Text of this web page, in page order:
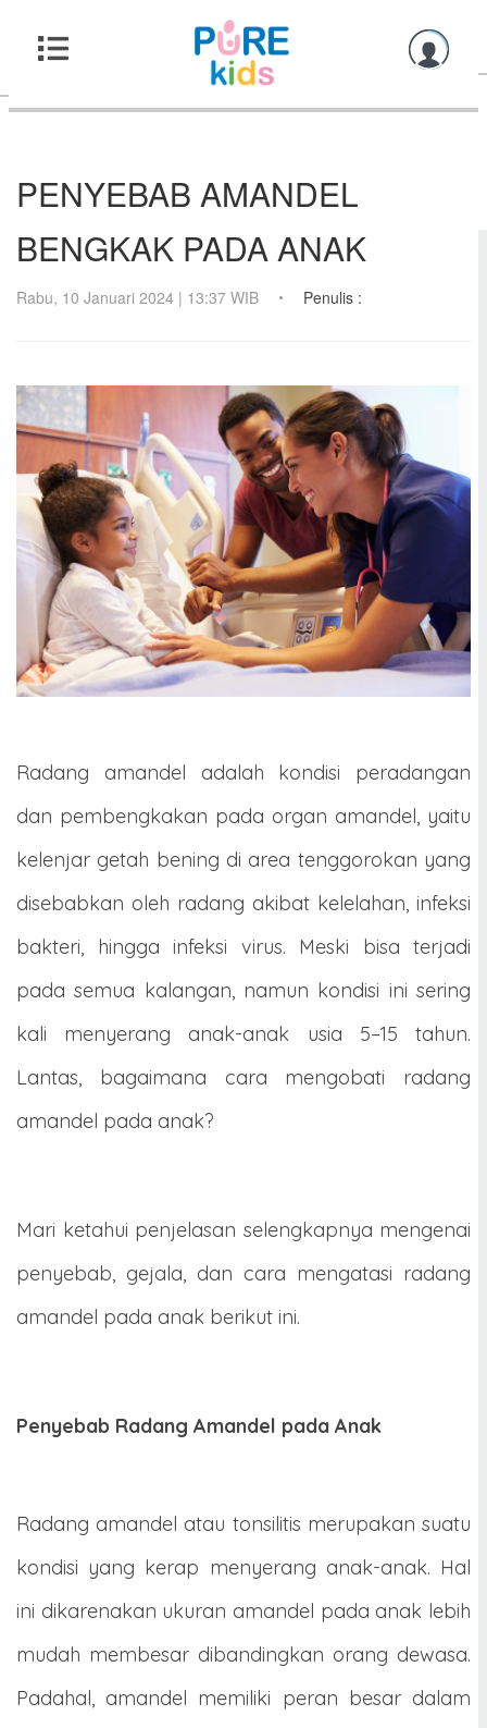
PENYEBAB AMANDEL
BENGKAK PADA ANAK
Rabu, 10 Januari 2024 | 13:37 WIB Penulis :
Radang amandel adalah kondisi peradangan
dan pembengkakan pada organ amandel, yaitu
kelenjar getah bening di area tenggorokan yang
disebabkan oleh radang akibat kelelahan, infeksi
bakteri, hingga infeksi virus. Meski bisa terjadi
pada semua kalangan, namun kondisi ini sering
kali menyerang anak-anak usia 5–15 tahun.
Lantas, bagaimana cara mengobati radang
amandel pada anak?
Mari ketahui penjelasan selengkapnya mengenai
penyebab, gejala, dan cara mengatasi radang
amandel pada anak berikut ini.
Penyebab Radang Amandel pada Anak
Radang amandel atau tonsilitis merupakan suatu
kondisi yang kerap menyerang anak-anak. Hal
ini dikarenakan ukuran amandel pada anak lebih
mudah membesar dibandingkan orang dewasa.
Padahal, amandel memiliki peran besar dalam